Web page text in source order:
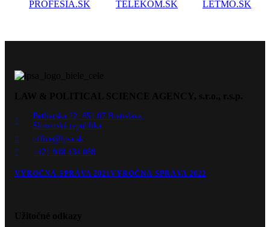
PROFESIA.SK TELEKOM.SK LETMO.SK
Betliarska 22, 851 07 Bratislava,
Slovenská republika
office@lpsa.sk
+421 948 434 088
VÝROČNÁ SPRÁVA 2021VÝROČNÁ SPRÁVA 2022